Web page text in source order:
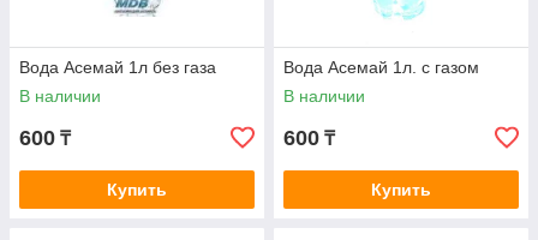
Вода Асемай 1л без газа
В наличии
600 ₸
Купить
Вода Асемай 1л. с газом
В наличии
600 ₸
Купить